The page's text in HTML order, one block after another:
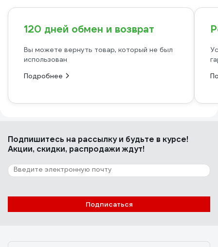
120 дней обмен и возврат
Вы можете вернуть товар, который не был
использован
Подробнее
Подпишитесь на рассылкуи будьте в курсе!
Акции, скидки, распродажи ждут!
Подписаться